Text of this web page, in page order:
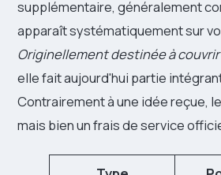
supplémentaire, généralement
apparaît systématiquement sur
Originellement destinée à
elle fait aujourd'hui partie
Contrairement à une idée reçue,
mais bien un frais de service